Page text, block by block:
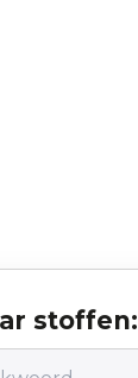
stoffen: